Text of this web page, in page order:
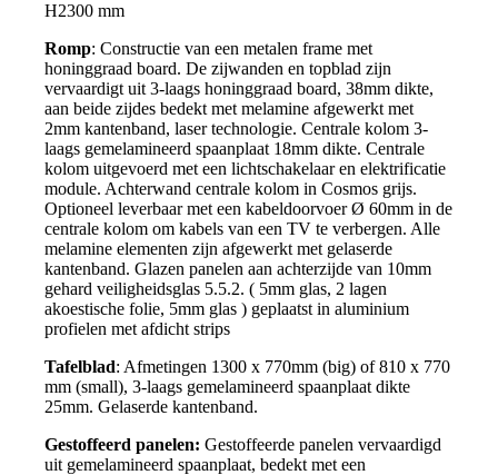
H2300 mm
Romp: Constructie van een metalen frame met
honinggraad board. De zijwanden en topblad zijn
vervaardigt uit 3-laags honinggraad board, 38mm dikte,
aan beide zijdes bedekt met melamineafgewerkt met
2mm kantenband, laser technologie. Centrale kolom 3-
laags gemelamineerd spaanplaat 18mm dikte. Centrale
kolom uitgevoerd met een lichtschakelaar en elektrificatie
module. Achterwand centrale kolom in Cosmos grijs.
Optioneel leverbaar met een kabeldoorvoer Ø 60mm in de
centrale kolom om kabels van een TV te verbergen. Alle
melamine elementen zijn afgewerkt met gelaserde
kantenband. Glazen panelen aan achterzijde van 10mm
gehard veiligheidsglas 5.5.2. ( 5mm glas, 2 lagen
akoestische folie, 5mm glas ) geplaatst in aluminium
profielen met afdicht strips
Tafelblad: Afmetingen 1300 x 770mm (big) of 810 x 770
mm (small), 3-laags gemelamineerd spaanplaat dikte
25mm. Gelaserde kantenband.
Gestoffeerd panelen: Gestoffeerde panelen vervaardigd
uit gemelamineerd spaanplaat, bedekt met een